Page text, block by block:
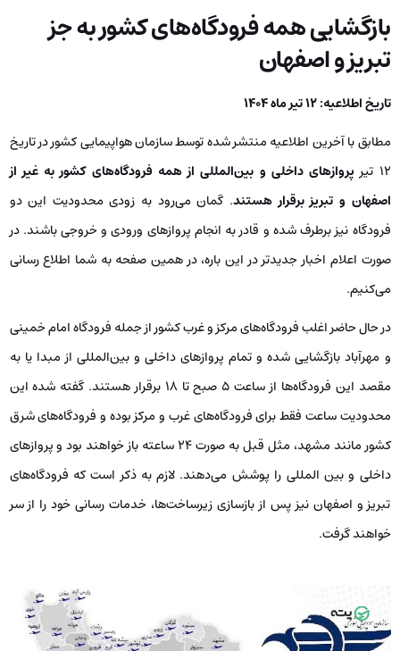
بازگشایی همه فرودگاه‌های کشور به جز
تبریز و اصفهان
تاریخ اطلاعیه: 12 تیر ماه 1404
مطابق با آخرین اطلاعیه منتشر شده توسط سازمان هواپیمایی کشور در تاریخ
12 تیر
پروازهای داخلی و بین‌المللی از همه فرودگاه‌های کشور به غیر از
اصفهان و تبریز برقرار هستند. گمان می‌رود به زودی محدودیت این دو
فرودگاه نیز برطرف شده و قادر به انجام پروازهای ورودی و خروجی باشند. در
صورت اعلام اخبار جدیدتر در این باره، در همین صفحه به شما اطلاع رسانی
می‌کنیم.
در حال حاضر اغلب فرودگاه‌های مرکز و غرب کشور از جمله فرودگاه امام خمینی
و مهرآباد بازگشایی شده و تمام پروازهای داخلی و بین‌المللی از مبدا یا به
مقصد این فرودگاه‌ها از ساعت 5 صبح تا 18 برقرار هستند. گفته شده این
محدودیت ساعت فقط برای فرودگاه‌های غرب و مرکز بوده و فرودگاه‌های شرق
کشور مانند مشهد، مثل قبل به صورت 24 ساعته باز خواهند بود و پروازهای
داخلی و بین المللی را پوشش می‌دهند. لازم به ذکر است که فرودگاه‌های
تبریز و اصفهان نیز پس از بازسازی زیرساخت‌ها، خدمات رسانی خود را از سر
خواهند گرفت.